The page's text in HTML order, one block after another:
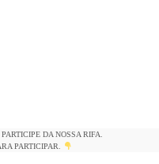
DA NOSSA RIFA.
PARTICIPAR.